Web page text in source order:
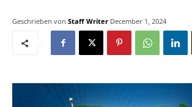
Geschrieben von Staff Writer December 1, 2024